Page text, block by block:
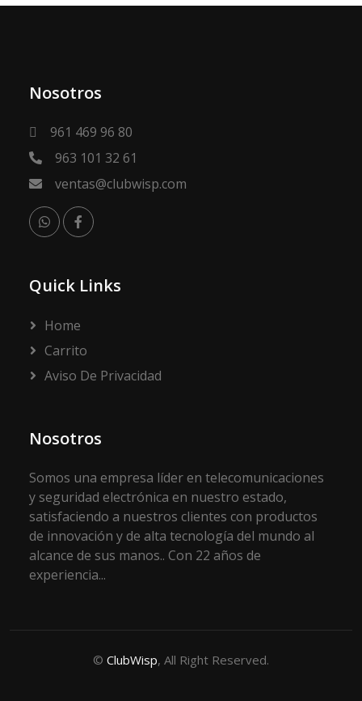
Nosotros
961 469 96 80
963 101 32 61
ventas@clubwisp.com
Quick Links
Home
Carrito
Aviso De Privacidad
Nosotros
Somos una empresa líder en telecomunicaciones
y seguridad electrónica en nuestro estado,
satisfaciendo a nuestros clientes con productos
de innovación y de alta tecnología del mundo al
alcance de sus manos.. Con 22 años de
experiencia...
© ClubWisp, All Right Reserved.